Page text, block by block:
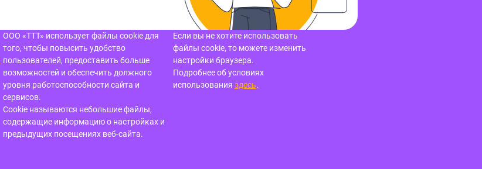
ООО «ТТТ» использует файлы cookie для
того, чтобы повысить удобство
пользователей, предоставить больше
возможностей и обеспечить должного
уровня работоспособности сайта и
сервисов.
Cookie называются небольшие файлы,
содержащие информацию о настройках и
предыдущих посещениях веб-сайта.
Если вы не хотите использовать
файлы cookie, то можете изменить
настройки браузера.
Подробнее об условиях
использования здесь.